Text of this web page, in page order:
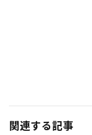
関連する記事